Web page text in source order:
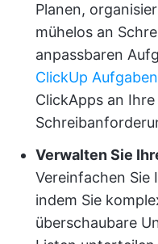
Planen,
mühelos an
anpassbaren
ClickUp Aufgaben
ClickApps an
Verwalten Sie
Vereinfachen Sie
indem Sie
überschaubare